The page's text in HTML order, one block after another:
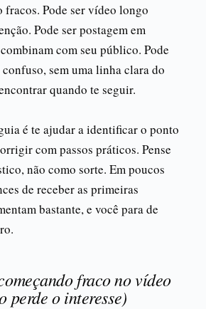
fracos. Pode ser vídeo longo
Pode ser postagem em
com seu público. Pode
sem uma linha clara do
quando te seguir.
é te ajudar a identificar o ponto
com passos práticos. Pense
não como sorte. Em poucos
de receber as primeiras
bastante, e você para de
fraco no vídeo
perde o interesse)